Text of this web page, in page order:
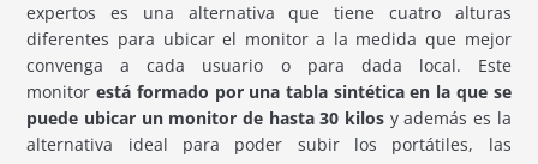
expertos es una alternativa que tiene cuatro alturas
diferentes para ubicar el monitor a la medida que mejor
convenga a cada usuario o para dada local. Este
monitorestá formado por una tabla sintética en la que se
puede ubicar un monitor de hasta 30 kilos y además es la
alternativa ideal para poder subir los portátiles, las